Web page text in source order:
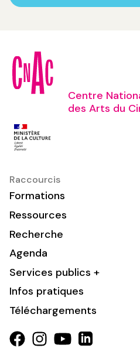
Centre
des Arts du
Raccourcis
Formations
Ressources
Recherche
Agenda
Services publics +
Infos pratiques
Téléchargements